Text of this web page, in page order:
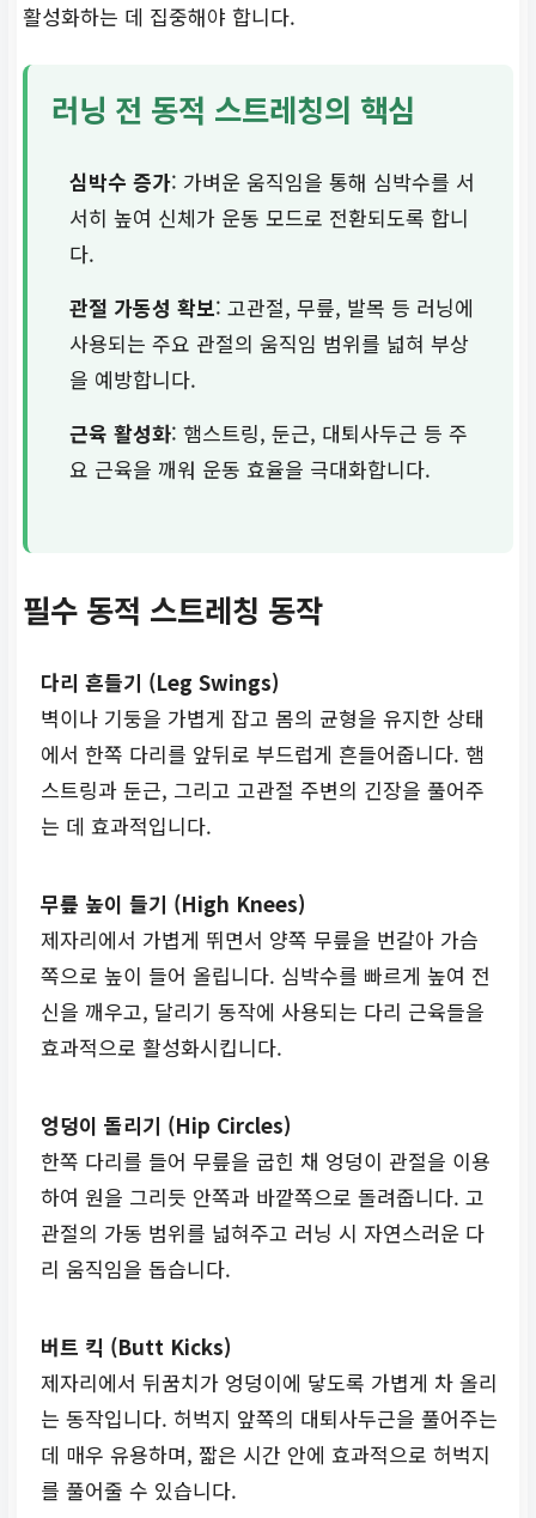
활성화하는 데 집중해야 합니다.
러닝 전 동적 스트레칭의 핵심
심박수 증가: 가벼운 움직임을 통해 심박수를 서
서히 높여 신체가 운동 모드로 전환되도록 합니
다.
관절 가동성 확보: 고관절, 무릎, 발목 등 러닝에
사용되는 주요 관절의 움직임 범위를 넓혀 부상
을 예방합니다.
근육 활성화: 햄스트링, 둔근, 대퇴사두근 등 주
요 근육을 깨워 운동 효율을 극대화합니다.
필수 동적 스트레칭 동작
다리 흔들기 (Leg Swings)
벽이나 기둥을 가볍게 잡고 몸의 균형을 유지한 상태
에서 한쪽 다리를 앞뒤로 부드럽게 흔들어줍니다. 햄
스트링과 둔근, 그리고 고관절 주변의 긴장을 풀어주
는 데 효과적입니다.
무릎 높이 들기 (High Knees)
제자리에서 가볍게 뛰면서 양쪽 무릎을 번갈아 가슴
쪽으로 높이 들어 올립니다. 심박수를 빠르게 높여 전
신을 깨우고, 달리기 동작에 사용되는 다리 근육들을
효과적으로 활성화시킵니다.
엉덩이 돌리기 (Hip Circles)
한쪽 다리를 들어 무릎을 굽힌 채 엉덩이 관절을 이용
하여 원을 그리듯 안쪽과 바깥쪽으로 돌려줍니다. 고
관절의 가동 범위를 넓혀주고 러닝 시 자연스러운 다
리 움직임을 돕습니다.
버트 킥 (Butt Kicks)
제자리에서 뒤꿈치가 엉덩이에 닿도록 가볍게 차 올리
는 동작입니다. 허벅지 앞쪽의 대퇴사두근을 풀어주는
데 매우 유용하며, 짧은 시간 안에 효과적으로 허벅지
를 풀어줄 수 있습니다.